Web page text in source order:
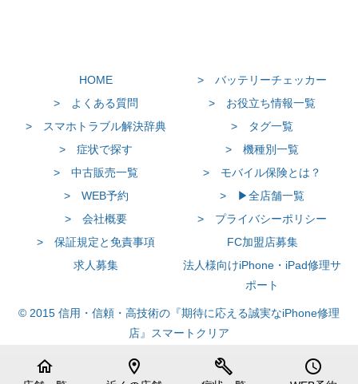
HOME
> バッテリーチェッカー
> よくある質問
> お役立ち情報一覧
> スマホトラブル解決辞典
> タグ一覧
> 症状で探す
> 機種別一覧
> 中古販売一覧
> モバイル保険とは？
> WEB予約
> ▶全店舗一覧
> 会社概要
> プライバシーポリシー
> 保証規定と免責事項
FC加盟店募集
求人募集
法人様向けiPhone・iPad修理サ
ポート
© 2015 信用・信頼・高技術の『期待に応える誠実なiPhone修理
店』スマートクリア
home location_on build schedule